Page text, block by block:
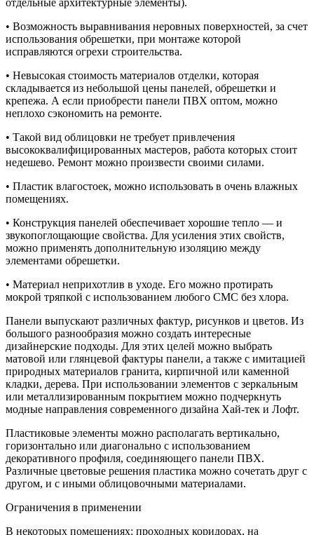
• Возможность выравнивания неровных поверхностей, за счет
использования обрешетки, при монтаже которой
исправляются огрехи строительства.
• Невысокая стоимость материалов отделки, которая
складывается из небольшой цены панелей, обрешетки и
крепежа. А если приобрести панели ПВХ оптом, можно
неплохо сэкономить на ремонте.
• Такой вид облицовки не требует привлечения
высококвалифицированных мастеров, работа которых стоит
недешево. Ремонт можно произвести своими силами.
• Пластик влагостоек, можно использовать в очень влажных
помещениях.
• Конструкция панелей обеспечивает хорошие тепло — и
звукопоглощающие свойства. Для усиления этих свойств,
можно применять дополнительную изоляцию между
элементами обрешетки.
• Материал неприхотлив в уходе. Его можно протирать
мокрой тряпкой с использованием любого СМС без хлора.
Панели выпускают различных фактур, рисунков и цветов. Из
большого разнообразия можно создать интересные
дизайнерские подходы. Для этих целей можно выбрать
матовой или глянцевой фактуры панели, а также с имитацией
природных материалов гранита, кирпичной или каменной
кладки, дерева. При использовании элементов с зеркальным
или металлизированным покрытием можно подчеркнуть
модные направления современного дизайна Хай-тек и Лофт.
Пластиковые элементы можно располагать вертикально,
горизонтально или диагонально с использованием
декоративного профиля, соединяющего панели ПВХ.
Различные цветовые решения пластика можно сочетать друг с
другом, и с иными облицовочными материалами.
Ограничения в применении
В некоторых помещениях: проходных коридорах, на